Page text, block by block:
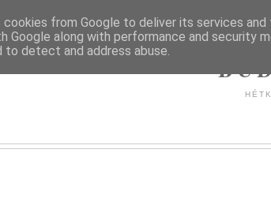
cookies from Google to deliver its services
Google along with performance and security
to detect and address abuse.